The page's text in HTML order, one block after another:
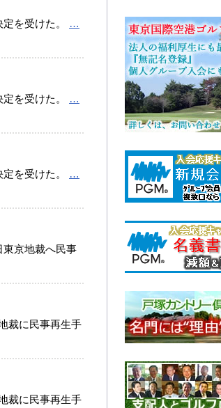
を受けた。
…
を受けた。
…
を受けた。
…
東京地裁へ民事
裁に民事再生手
裁に民事再生手